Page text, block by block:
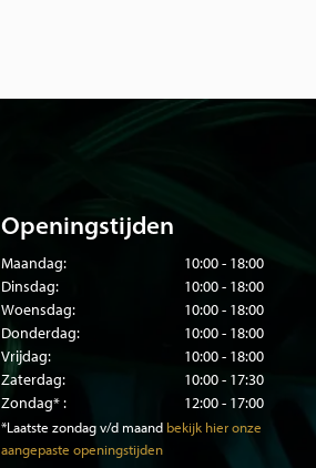
Openingstijden
Maandag:
10:00 - 18:00
Dinsdag:
10:00 - 18:00
Woensdag:
10:00 - 18:00
Donderdag:
10:00 - 18:00
Vrijdag:
10:00 - 18:00
Zaterdag:
10:00 - 17:30
Zondag* :
12:00 - 17:00
*Laatste zondag v/d maand bekijk hier onze
aangepaste openingstijden